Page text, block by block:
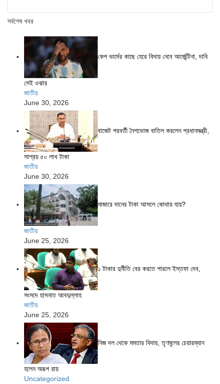
সর্বশেষ খবর
কেপ ভার্দের কাছে হেরে বিদায় নেবে আর্জেন্টিনা, দাবি
সেই ওঝার
জাতীয়
June 30, 2026
বাজেট পরবর্তী নৈশভোজ বাতিল করলেন প্রধানমন্ত্রী,
সাশ্রয় ৫০ লাখ টাকা
জাতীয়
June 30, 2026
মাজারে দানের টাকা আসলে কোথায় যায়?
জাতীয়
June 25, 2026
১ টাকার দুর্নীতি বের করতে পারলে ইস্তফা দেব,
সংসদে হাসনাত আবদুল্লাহ
জাতীয়
June 25, 2026
নিজ দল থেকে মমতার বিদায়, তৃণমূলের চেয়ারম্যান
হলেন অরূপ রায়
Uncategorized